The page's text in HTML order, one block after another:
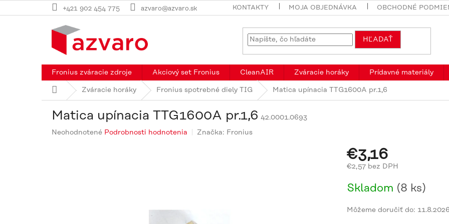
na
+421 902 454 775 azvaro@azvaro.sk KONTAKTY MOJA OBJEDNÁVKA OBCHODNÉ
HĽADAŤ
Fronius zváracie zdroje Akciový set Fronius CleanAIR Zváracie horáky Prídavné materiály
DomovZváracie horáky Fronius spotrebné diely TIG Matica upínacia TTG1600A pr.1,6
Matica upínacia TTG1600A pr.1,6 42.0001.0693
Priemerné
Neohodnotené Podrobnosti hodnotenia Značka: Fronius
€3,16
€2,57 bez DPH
cena:
Skladom (8 ks)
Môžeme doručiť do: 11.8.2026